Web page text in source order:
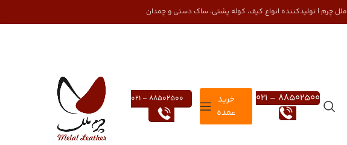
ملل چرم | تولیدکننده انواع کیف، کوله پشتی، ساک دستی و چمدان
88502500 – 021
خرید
عمده
88502500 – 021